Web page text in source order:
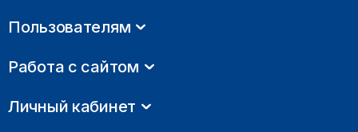
Пользователям
Работа с сайтом
Личный кабинет